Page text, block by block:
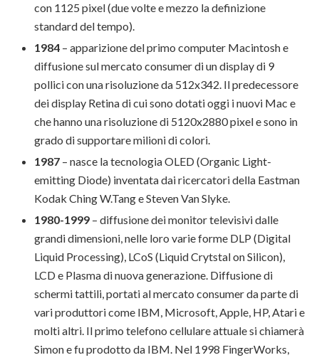
con 1125 pixel (due volte e mezzo la definizione
standard del tempo).
1984 – apparizione del primo computer Macintosh e
diffusione sul mercato consumer di un display di 9
pollici con una risoluzione da 512x342. Il predecessore
dei display Retina di cui sono dotati oggi i nuovi Mac e
che hanno una risoluzione di 5120x2880 pixel e sono in
grado di supportare milioni di colori.
1987 – nasce la tecnologia OLED (Organic Light-
emitting Diode) inventata dai ricercatori della Eastman
Kodak Ching W.Tang e Steven Van Slyke.
1980-1999 – diffusione dei monitor televisivi dalle
grandi dimensioni, nelle loro varie forme DLP (Digital
Liquid Processing), LCoS (Liquid Crytstal on Silicon),
LCD e Plasma di nuova generazione. Diffusione di
schermi tattili, portati al mercato consumer da parte di
vari produttori come IBM, Microsoft, Apple, HP, Atari e
molti altri. Il primo telefono cellulare attuale si chiamerà
Simon e fu prodotto da IBM. Nel 1998 FingerWorks,